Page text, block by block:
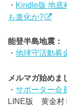
・ Kindle版 地底
も進化か?
能登半島地震：
・地球守活動募
メルマガ始めま
・サポーター会
LINE版 黄金村